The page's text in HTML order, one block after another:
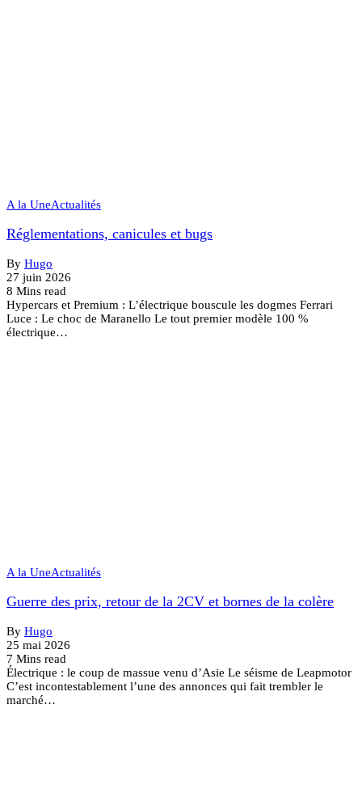
A la UneActualités
Réglementations, canicules et bugs
By Hugo
27 juin 2026
8 Mins read
Hypercars et Premium : L’électrique bouscule les dogmes Ferrari
Luce : Le choc de Maranello Le tout premier modèle 100 %
électrique…
A la UneActualités
Guerre des prix, retour de la 2CV et bornes de la colère
By Hugo
25 mai 2026
7 Mins read
Électrique : le coup de massue venu d’Asie Le séisme de Leapmotor
C’est incontestablement l’une des annonces qui fait trembler le
marché…